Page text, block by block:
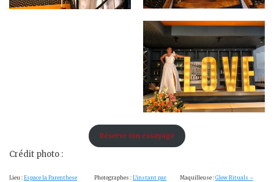
Réserve ton essayage
Crédit photo :
Lieu : Espace la Parenthese
Photographes :L’instant par
Maquilleuse : Glow Rituals –